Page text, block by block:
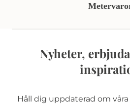
Nyheter,
Håll dig uppdaterad om